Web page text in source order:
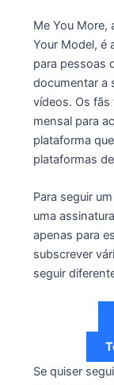
Me You More,
Your Model, é
para pessoas
documentar a
vídeos. Os fãs
mensal para
plataforma
plataformas
Para seguir
uma
apenas para
subscrever
seguir
Se quiser